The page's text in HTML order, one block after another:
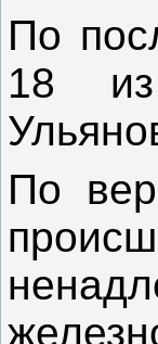
По
18 из
По